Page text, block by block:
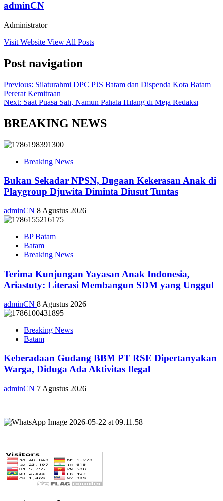
adminCN
Administrator
Visit Website View All Posts
Post navigation
Previous: Silaturahmi DPC PJS Batam dan Dispenda Kota Batam
Pererat Kemitraan
Next: Saat Puasa Sah, Namun Pahala Hilang di Meja Redaksi
BREAKING NEWS
Breaking News
Bukan Sekadar NPSN, Dugaan Kekerasan Anak di
Playgroup Djuwita Diminta Diusut Tuntas
adminCN 8 Agustus 2026
BP Batam
Batam
Breaking News
Terima Kunjungan Yayasan Anak Indonesia,
Ariastuty: Literasi Membangun SDM yang Unggul
adminCN 8 Agustus 2026
Breaking News
Batam
Keberadaan Gudang BBM PT RSE Dipertanyakan
Warga, Diduga Ada Aktivitas Ilegal
adminCN 7 Agustus 2026